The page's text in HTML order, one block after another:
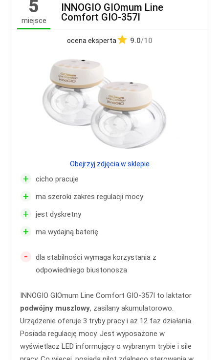
5
miejsce
INNOGIO GIOmum Line
Comfort GIO-357I
ocena eksperta 9.0/10
+ cicho pracuje
+ ma szeroki zakres regulacji mocy
+ jest dyskretny
+ ma wydajną baterię
-
dla stabilności wymaga korzystania z
odpowiedniego biustonosza
INNOGIO GIOmum Line Comfort GIO-357I to laktator
podwójny muszlowy, zasilany akumulatorowo.
Urządzenie oferuje 3 tryby pracy i aż 12 faz działania.
Posiada regulację mocy. Jest wyposażone w
wyświetlacz LED informujący o wybranym trybie i sile
Obejrzyj zdjęcia w sklepie